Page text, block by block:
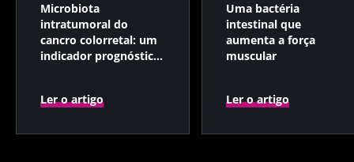
Microbiota
intratumoral do
cancro colorretal: um
indicador prognóstico
Ler o artigo
Uma bactéria
intestinal que
aumenta a força
muscular
Ler o artigo